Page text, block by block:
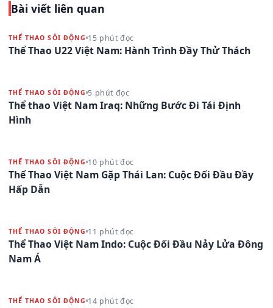
Bài viết liên quan
THỂ THAO SÔI ĐỘNG 15 phút đọc
Thể Thao U22 Việt Nam: Hành Trình Đầy Thử Thách
THỂ THAO SÔI ĐỘNG 5 phút đọc
Thể thao Việt Nam Iraq: Những Bước Đi Tái Định
Hình
THỂ THAO SÔI ĐỘNG 10 phút đọc
Thể Thao Việt Nam Gặp Thái Lan: Cuộc Đối Đầu Đầy
Hấp Dẫn
THỂ THAO SÔI ĐỘNG 11 phút đọc
Thể Thao Việt Nam Indo: Cuộc Đối Đầu Nảy Lửa Đông
Nam Á
THỂ THAO SÔI ĐỘNG 14 phút đọc